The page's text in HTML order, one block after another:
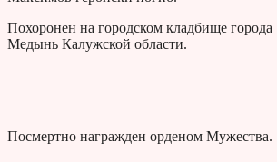
Похоронен на городском кладбище города
Медынь Калужской области.
Посмертно награжден орденом Мужества.